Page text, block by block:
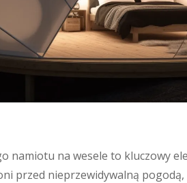
namiotu na wesele to kluczowy
przed nieprzewidywalną